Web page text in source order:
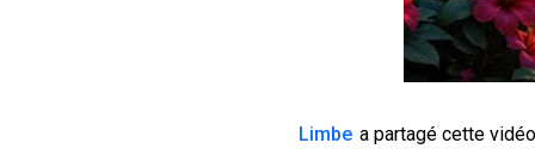
Limbe a partagé cette